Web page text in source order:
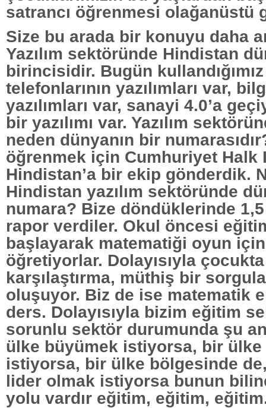
satrancı öğrenmesi olağanüstü
Size bu arada bir konuyu daha
Yazılım sektöründe Hindistan
birincisidir. Bugün
telefonlarının yazılımları var,
yazılımları var, sanayi 4.0’a
bir yazılımı var. Yazılım
neden dünyanın bir
öğrenmek için Cumhuriyet Halk
Hindistan’a bir ekip gönderdik.
Hindistan yazılım sektöründe
numara? Bize döndüklerinde
rapor verdiler. Okul öncesi
başlayarak matematiği oyun
öğretiyorlar. Dolayısıyla
karşılaştırma, müthiş bir
oluşuyor. Biz de ise matematik
ders. Dolayısıyla bizim eğitim
sorunlu sektör durumunda şu
ülke büyümek istiyorsa, bir ülke
istiyorsa, bir ülke bölgesinde
lider olmak istiyorsa bunun
yolu vardır eğitim, eğitim,